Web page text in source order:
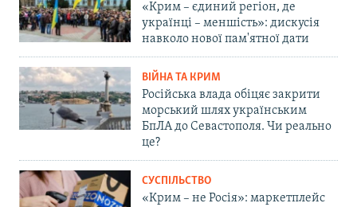
«Крим – єдиний регіон, де
українці – меншість»: дискусія
навколо нової пам'ятної дати
ВІЙНА ТА КРИМ
Російська влада обіцяє закрити
морський шлях українським
БпЛА до Севастополя. Чи реально
це?
СУСПІЛЬСТВО
«Крим – не Росія»: маркетплейс